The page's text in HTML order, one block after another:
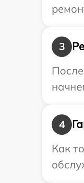
3
4
Как